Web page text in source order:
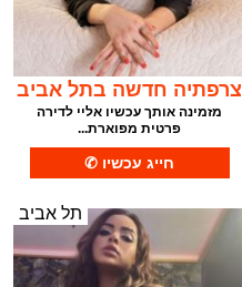
צרפתיה חדשה בתל אביב
מזמינה אותך עכשיו אליי לדירה
פרטית מפוארת...
תל אביב